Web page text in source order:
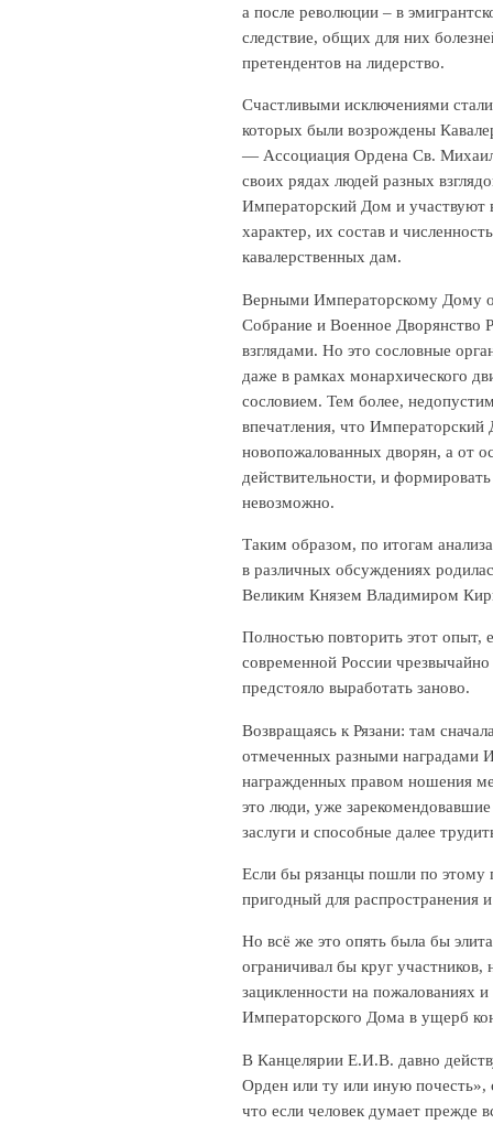
а после революции – в
следствие, общих для них
претендентов на лидерство.
Счастливыми исключениями
которых были возрождены
— Ассоциация Ордена Св.
своих рядах людей разных
Императорский Дом и участвуют
характер, их состав и
кавалерственных дам.
Верными Императорскому Дому
Собрание и Военное Дворянство
взглядами. Но это сословные
даже в рамках монархического
сословием. Тем более,
впечатления, что Императорский
новопожалованных дворян, а от
действительности, и
невозможно.
Таким образом, по итогам
в различных обсуждениях
Великим Князем Владимиром
Полностью повторить этот опыт,
современной России
предстояло выработать заново.
Возвращаясь к Рязани: там
отмеченных разными наградами
награжденных правом ношения
это люди, уже
заслуги и способные далее
Если бы рязанцы пошли по этому
пригодный для распространения
Но всё же это опять была бы
ограничивал бы круг
зацикленности на пожалованиях
Императорского Дома в ущерб
В Канцелярии Е.И.В. давно
Орден или ту или иную почесть»,
что если человек думает прежде